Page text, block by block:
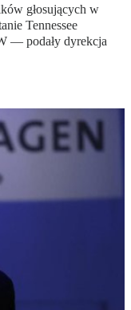
głosujących w
Tennessee
— podały dyrekcja